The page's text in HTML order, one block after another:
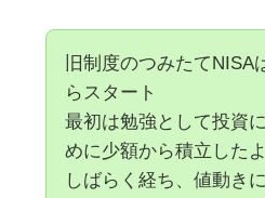
旧制度のつみたてNISA
らスタート
最初は勉強として投資
めに少額から積立したよ
しばらく経ち、値動き